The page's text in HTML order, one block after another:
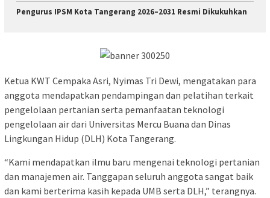
Pengurus IPSM Kota Tangerang 2026–2031 Resmi Dikukuhkan
Ketua KWT Cempaka Asri, Nyimas Tri Dewi, mengatakan para
anggota mendapatkan pendampingan dan pelatihan terkait
pengelolaan pertanian serta pemanfaatan teknologi
pengelolaan air dari Universitas Mercu Buana dan Dinas
Lingkungan Hidup (DLH) Kota Tangerang.
“Kami mendapatkan ilmu baru mengenai teknologi pertanian
dan manajemen air. Tanggapan seluruh anggota sangat baik
dan kami berterima kasih kepada UMB serta DLH,” terangnya.